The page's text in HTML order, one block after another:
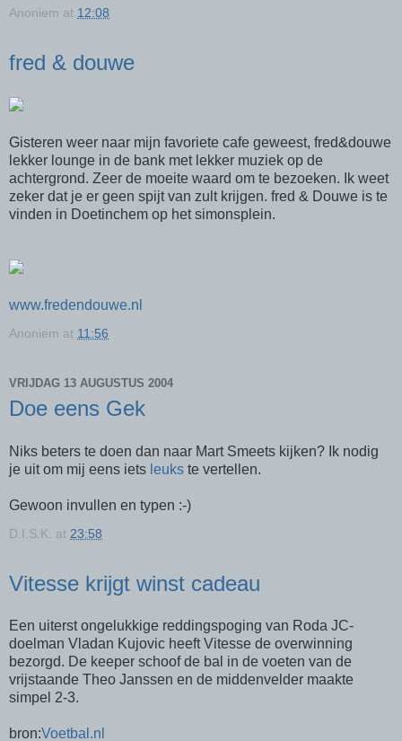
Anoniem at 12:08
fred & douwe
Gisteren weer naar mijn favoriete cafe geweest, fred&douwe
lekker lounge in de bank met lekker muziek op de
achtergrond. Zeer de moeite waard om te bezoeken. Ik weet
zeker dat je er geen spijt van zult krijgen. fred & Douwe is te
vinden in Doetinchem op het simonsplein.
www.fredendouwe.nl
Anoniem at 11:56
VRIJDAG 13 AUGUSTUS 2004
Doe eens Gek
Niks beters te doen dan naar Mart Smeets kijken? Ik nodig
je uit om mij eens iets leuks te vertellen.
Gewoon invullen en typen :-)
D.I.S.K. at 23:58
Vitesse krijgt winst cadeau
Een uiterst ongelukkige reddingspoging van Roda JC-
doelman Vladan Kujovic heeft Vitesse de overwinning
bezorgd. De keeper schoof de bal in de voeten van de
vrijstaande Theo Janssen en de middenvelder maakte
simpel 2-3.
bron:Voetbal.nl